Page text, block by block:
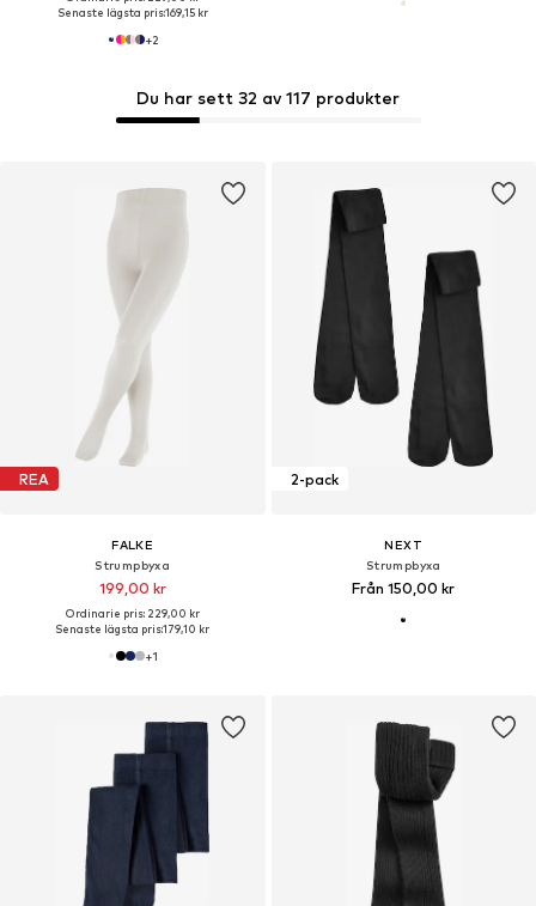
Senaste lägsta pris:169,15 kr
+2
Du har sett 32 av 117 produkter
REA
FALKE
Strumpbyxa
199,00 kr
Ordinarie pris: 229,00 kr
Senaste lägsta pris:179,10 kr
+1
2-pack
NEXT
Strumpbyxa
Från 150,00 kr